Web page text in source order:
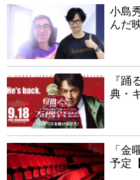
小島
んだ
『
典・
「
予定